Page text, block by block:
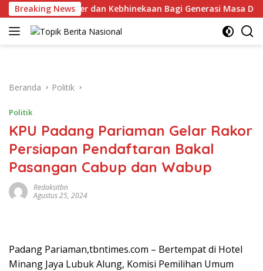
Langsung
ke
konten
Breaking News
Karakter dan Kebhinekaan Bagi Generasi Masa Depan
Beranda Politik
Politik
KPU Padang Pariaman Gelar Rakor
Persiapan Pendaftaran Bakal
Pasangan Cabup dan Wabup
Redaksitbn
Agustus 25, 2024
Padang Pariaman,tbntimes.com – Bertempat di Hotel
Minang Jaya Lubuk Alung, Komisi Pemilihan Umum